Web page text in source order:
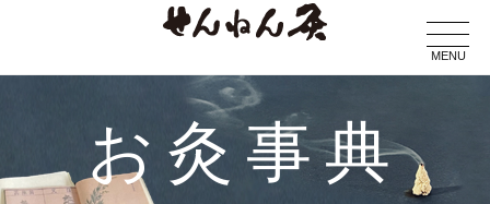
MENU
お灸事典